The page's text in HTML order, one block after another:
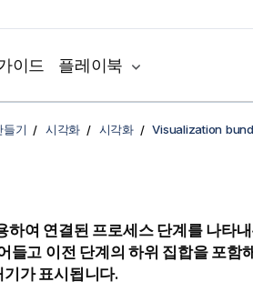
이드 플레이북
들기 시각화 시각화 Visualization
하여 연결된 프로세스 단계를 나타
들고 이전 단계의 하위 집합을 포함
가 표시됩니다.